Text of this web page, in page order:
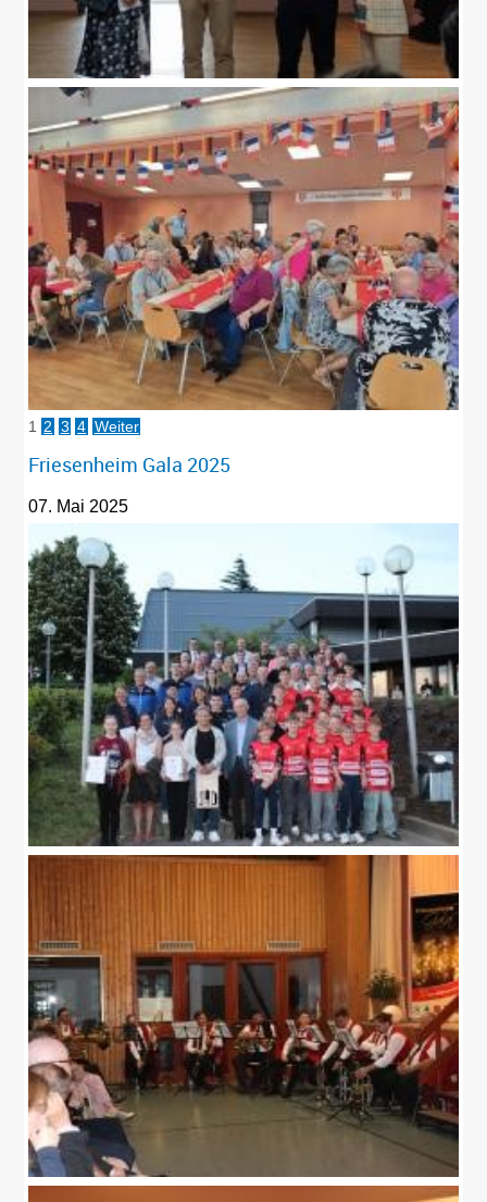
1 2 3 4 Weiter
Friesenheim Gala 2025
07. Mai 2025